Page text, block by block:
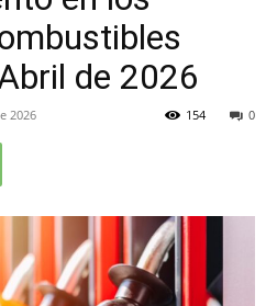
de 2026
2026 0
154